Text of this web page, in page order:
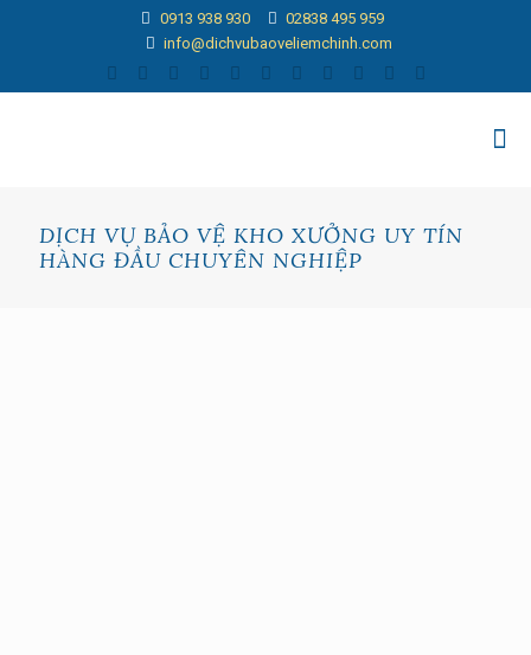
0913 938 930
02838 495 959
info@dichvubaoveliemchinh.com
DỊCH VỤ BẢO VỆ KHO XƯỞNG UY TÍN
HÀNG ĐẦU CHUYÊN NGHIỆP